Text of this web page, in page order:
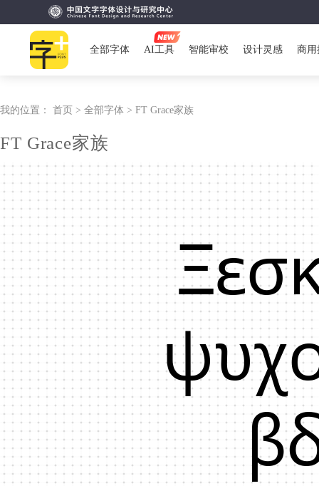
全部字体 AI工具 智能审校 设计灵感 商用
我的位置： 首页 > 全部字体 > FT Grace家族
FT Grace家族